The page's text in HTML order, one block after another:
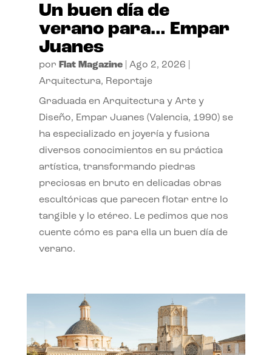
Un buen día de
verano para… Empar
Juanes
por Flat Magazine| Ago 2, 2026
Arquitectura, Reportaje
Graduada en Arquitectura y Arte y
Diseño, Empar Juanes (Valencia, 1990) se
ha especializado en joyería y fusiona
diversos conocimientos en su práctica
artística, transformando piedras
preciosas en bruto en delicadas obras
escultóricas que parecen flotar entre lo
tangible y lo etéreo. Le pedimos que nos
cuente cómo es para ella un buen día de
verano.